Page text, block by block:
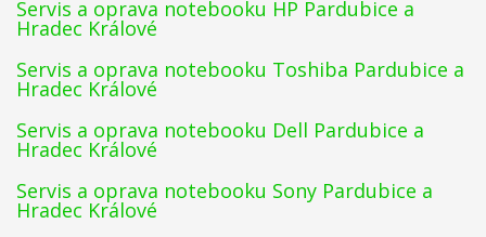
Servis a oprava notebooku HP Pardubice a
Hradec Králové
Servis a oprava notebooku Toshiba Pardubice a
Hradec Králové
Servis a oprava notebooku Dell Pardubice a
Hradec Králové
Servis a oprava notebooku Sony Pardubice a
Hradec Králové